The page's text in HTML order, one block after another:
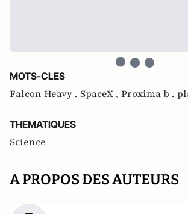
MOTS-CLES
Falcon Heavy , SpaceX , Proxima b ,
THEMATIQUES
Science
A PROPOS DES AUTEURS